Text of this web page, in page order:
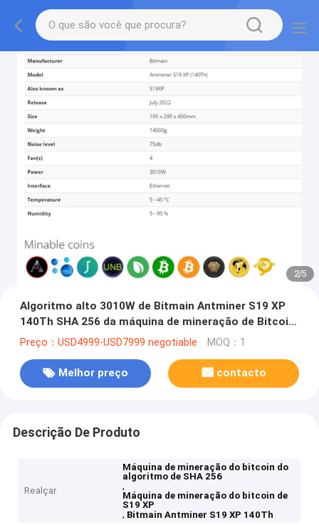
2/5
Algoritmo alto 3010W de Bitmain Antminer S19 XP
140Th SHA 256 da máquina de mineração de Bitcoin
do lucro
Preço：USD4999-USD7999 negotiable MOQ：1
Melhor preço contacto
Descrição De Produto
Realçar
Máquina de mineração do bitcoin do
algoritmo de SHA 256
,
Máquina de mineração do bitcoin de
S19 XP
, Bitmain Antminer S19 XP 140Th